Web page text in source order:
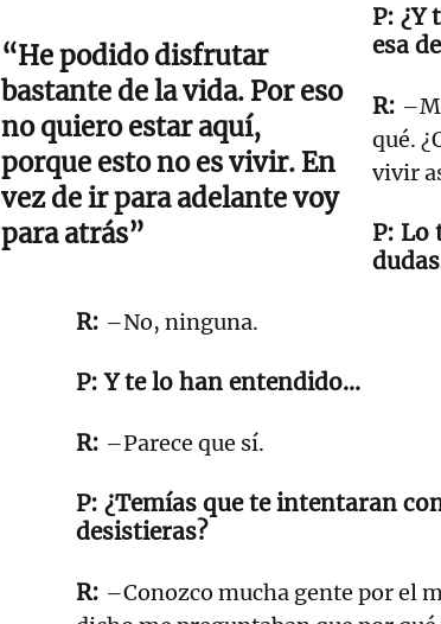
“He podido disfrutar
bastante de la vida. Por eso
no quiero estar aquí,
porque esto no es vivir. En
vez de ir para adelante voy
para atrás”
¿Y
esa
qué.
vivir
Lo
–No, ninguna.
Y te lo han entendido...
–Parece que sí.
¿Temías que te intentaran
desistieras?
–Conozco mucha gente por el